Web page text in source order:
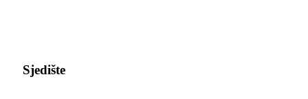
Sjedište